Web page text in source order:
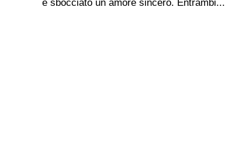
è sbocciato un amore sincero. Entrambi...